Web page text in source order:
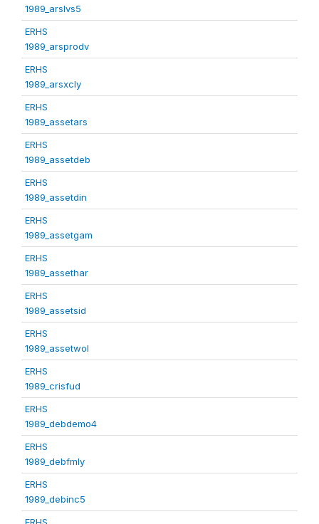
1989_arslvs5
ERHS
1989_arsprodv
ERHS
1989_arsxcly
ERHS
1989_assetars
ERHS
1989_assetdeb
ERHS
1989_assetdin
ERHS
1989_assetgam
ERHS
1989_assethar
ERHS
1989_assetsid
ERHS
1989_assetwol
ERHS
1989_crisfud
ERHS
1989_debdemo4
ERHS
1989_debfmly
ERHS
1989_debinc5
ERHS